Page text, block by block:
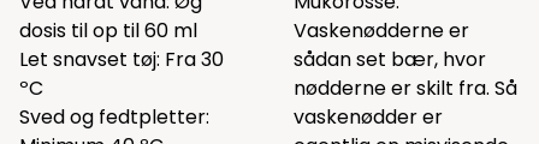
dosis til op til 60 ml
Let snavset tøj: Fra 30
ºC
Sved og fedtpletter:
Vaskenødderne er
sådan set bær, hvor
nødderne er skilt fra. Så
vaskenødder er